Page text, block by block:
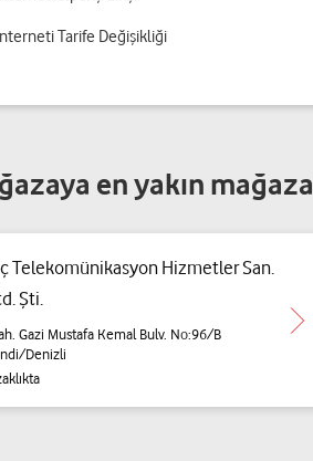
Tarife Değişikliği
en yakın
Telekomünikasyon Hizmetler San.
Şti.
Gazi Mustafa Kemal Bulv. No:96/B
Denizli